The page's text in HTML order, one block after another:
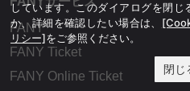
FANY
FANY Ticket
FANY Online Ticket
しています。このダイアログを閉
か、詳細を確認したい場合は、
リシー]をご参照ください。
閉じ